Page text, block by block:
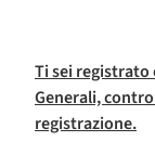
Ti sei registrato
Generali,
registrazione.